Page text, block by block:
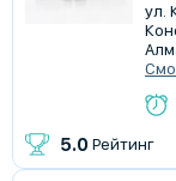
ул.
5.0 Рейтинг